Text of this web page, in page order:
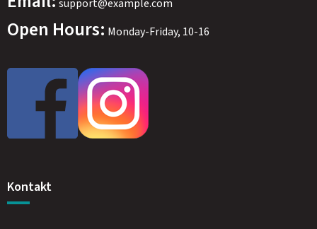
support@example.com
Open Hours: Monday-Friday, 10-16
Kontakt